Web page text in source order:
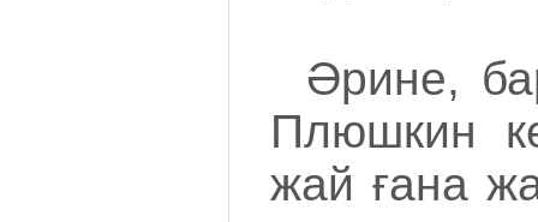
Әрине,
Плюшкин
жай ғана